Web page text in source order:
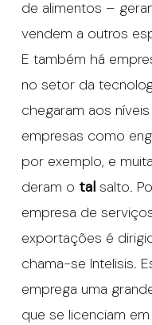
de alimentos –
vendem a outros
E também há
no setor da
chegaram aos
empresas como
por exemplo, e
deram o tal salto.
empresa de
exportações é
chama-se Intelisis.
emprega uma
que se licenciam